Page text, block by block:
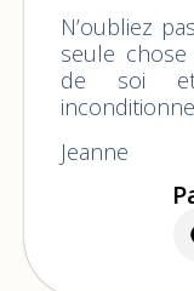
N’oubliez
seule
de soi et
Jeanne